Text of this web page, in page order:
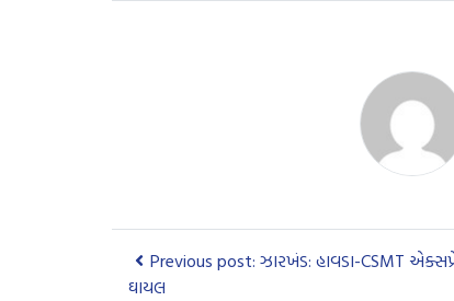
Previous post: ઝારખંડ: હાવડા-CSMT
ઘાયલ